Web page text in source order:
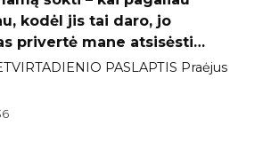
kodėl jis tai daro, jo
privertė mane atsisėsti…
PASLAPTIS Praėjus